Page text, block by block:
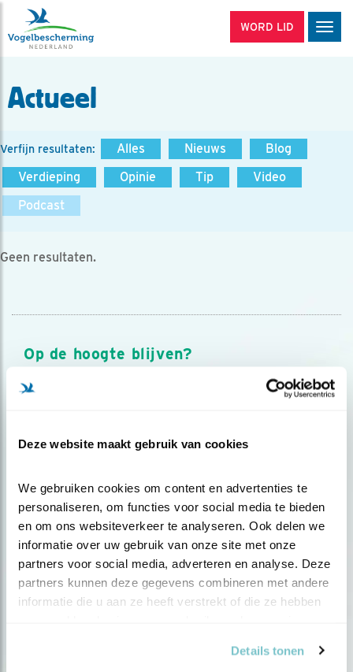
Deze website maakt gebruik van cookies
We gebruiken cookies om content en advertenties te
personaliseren, om functies voor social media te bieden
en om ons websiteverkeer te analyseren. Ook delen we
informatie over uw gebruik van onze site met onze
partners voor social media, adverteren en analyse. Deze
partners kunnen deze gegevens combineren met andere
informatie die u aan ze heeft verstrekt of die ze hebben
Details tonen
WORD LID
Actueel
Verfijn resultaten: Alles Nieuws
Blog
Verdieping
Opinie Tip
Video
Podcast
Geen resultaten.
Op de hoogte blijven?
Meld je aan en ontvang nieuws, inspiratie, acties en tips
over vogels en activiteiten van Vogelbescherming.